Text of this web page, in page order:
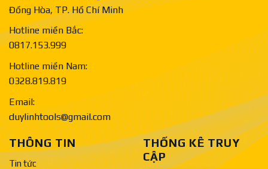
Đồng Hòa, TP. Hồ Chí Minh
Hotline miền Bắc:
0817.153.999
Hotline miền Nam:
0328.819.819
Email:
duylinhtools@gmail.com
THÔNG TIN
Tin tức
THỐNG KÊ TRUY
CẬP